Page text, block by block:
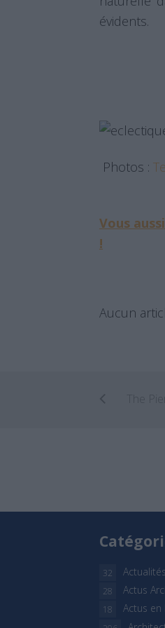
évidents.
Photos :
Vous
!
Aucun
Actualités
32
Actus
28
Actus
18